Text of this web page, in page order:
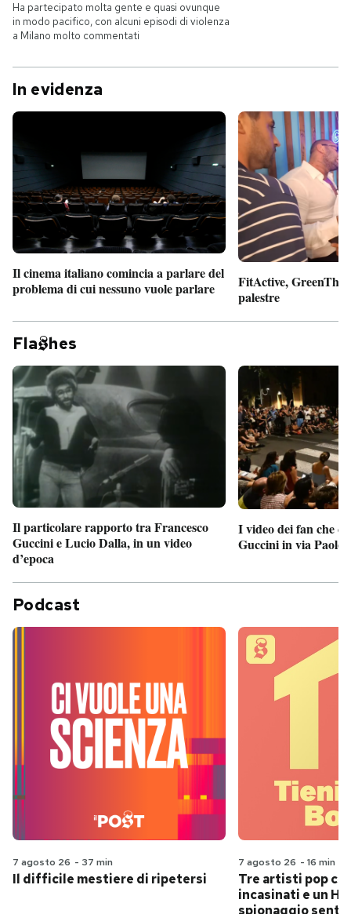
Ha partecipato molta gente e quasi ovunque
in modo pacifico, con alcuni episodi di violenza
a Milano molto commentati
In evidenza
Il cinema italiano comincia a parlare del
problema di cui nessuno vuole parlare
FitActive,
palestre
Fla hes
Il particolare rapporto tra Francesco
Guccini e Lucio Dalla, in un video
d’epoca
I video dei fan che
Guccini in via Paolo
Podcast
7 agosto 26 - 37 min
Il difficile mestiere di ripetersi
7 agosto 26 - 16 min
Tre artisti pop
incasinati e un
spionaggio